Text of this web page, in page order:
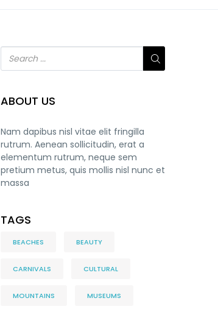
ABOUT US
Nam dapibus nisl vitae elit fringilla
rutrum. Aenean sollicitudin, erat a
elementum rutrum, neque sem
pretium metus, quis mollis nisl nunc et
massa
TAGS
BEACHES BEAUTY
CARNIVALS CULTURAL
MOUNTAINS MUSEUMS